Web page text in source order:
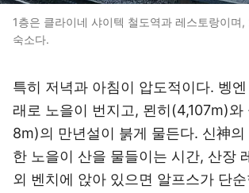
1층은 클라이네 샤이텍 철도역과 레스토랑이며
숙소다.
특히 저녁과 아침이 압도적이다. 벵
래로 노을이 번지고, 묀히(4,107m)와
8m)의 만년설이 붉게 물든다. 신神의
한 노을이 산을 물들이는 시간, 산장
외 벤치에 앉아 있으면 알프스가 단